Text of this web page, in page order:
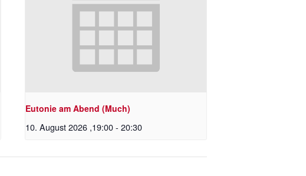
Eutonie am Abend (Much)
10. August 2026 ,19:00- 20:30